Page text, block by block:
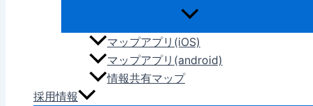
マップアプリ(iOS)
マップアプリ(android)
情報共有マップ
採用情報